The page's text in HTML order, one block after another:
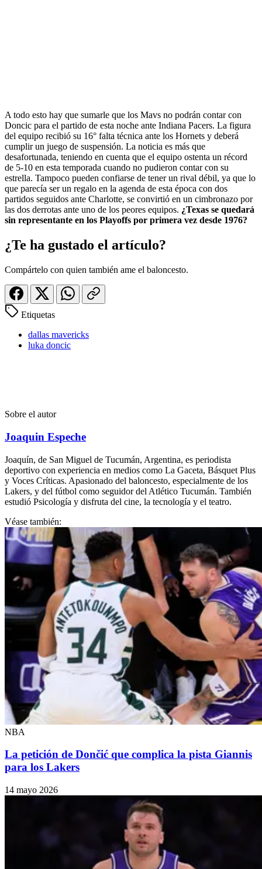
A todo esto hay que sumarle que los Mavs no podrán contar con
Doncic para el partido de esta noche ante Indiana Pacers. La figura
del equipo recibió su 16° falta técnica ante los Hornets y deberá
cumplir un juego de suspensión. La noticia es más que
desafortunada, teniendo en cuenta que el equipo ostenta un récord
de 5-10 en esta temporada cuando no pudieron contar con su
estrella. Tampoco pueden confiarse de tener un rival débil, ya que lo
que parecía ser un regalo en la agenda de esta época con dos
partidos seguidos ante Charlotte, se convirtió en un cimbronazo por
las dos derrotas ante uno de los peores equipos. ¿Texas se quedará
sin representante en los Playoffs por primera vez desde 1976?
¿Te ha gustado el artículo?
Compártelo con quien también ame el baloncesto.
Etiquetas
dallas mavericks
luka doncic
Sobre el autor
Joaquin Espeche
Joaquín, de San Miguel de Tucumán, Argentina, es periodista
deportivo con experiencia en medios como La Gaceta, Básquet Plus
y Voces Críticas. Apasionado del baloncesto, especialmente de los
Lakers, y del fútbol como seguidor del Atlético Tucumán. También
estudió Psicología y disfruta del cine, la tecnología y el teatro.
Véase también:
NBA
La petición de Dončić que complica la pista Giannis
para los Lakers
14 mayo 2026